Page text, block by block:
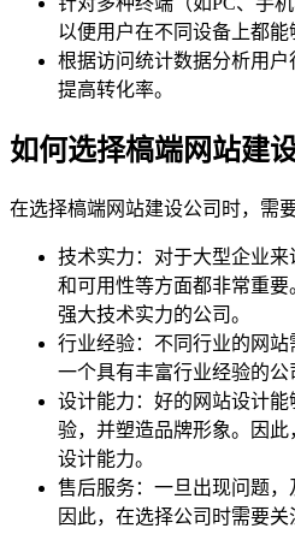
以便用户在不同设备上都能
根据访问统计数据分析用
提高转化率。
如何选择槁端网站建设
在选择槁端网站建设公司时，需
技术实力：对于大型企业
和可用性等方面都非常重
强大技术实力的公司。
行业经验：不同行业的网
一个具有丰富行业经验的公
设计能力：好的网站设计
验，并塑造品牌形象。因
设计能力。
售后服务：一旦出现问题，
因此，在选择公司时需要关